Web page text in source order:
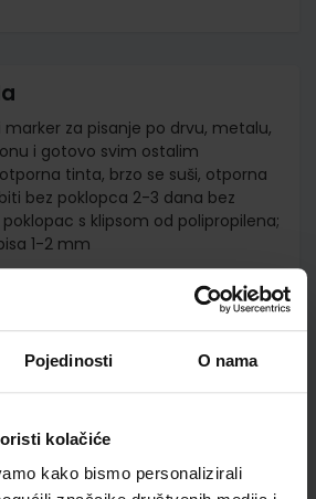
Pojedinosti O nama
kolačiće
kako bismo personalizirali
za pisanje po drvu, metalu,
i gotovo svim ostalim
tinta, brzo se suši, otporna
bez poklopca 2-3 dana bez
s klipsom od polipropilena;
1-2 mm